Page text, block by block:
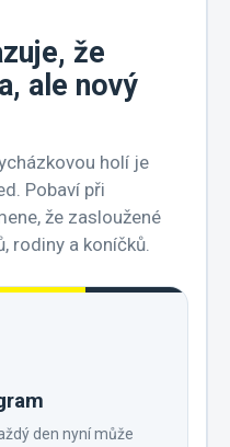
že
ale nový
holí je
Pobaví při
že zasloužené
rodiny a koníčků.
den nyní může